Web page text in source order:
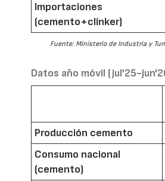
Importaciones
(cemento+clínker)
Fuente: Ministerio de Industria y
Datos año móvil (jul'25-
Producción cemento
Consumo nacional
(cemento)